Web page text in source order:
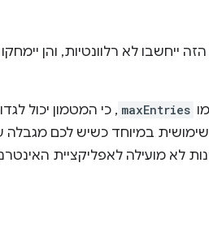
ייחשבו לא רלוונטיות, והן
maxEntries , כי המטמון יכול
במיוחד כשיש לכם מגבלה
לא מועילה לאפליקציית